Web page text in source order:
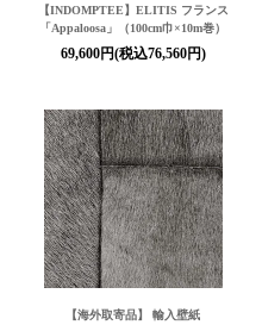
【INDOMPTEE】ELITIS フランス
「Appaloosa」（100cm巾×10m巻）
69,600円(税込76,560円)
【海外取寄品】 輸入壁紙